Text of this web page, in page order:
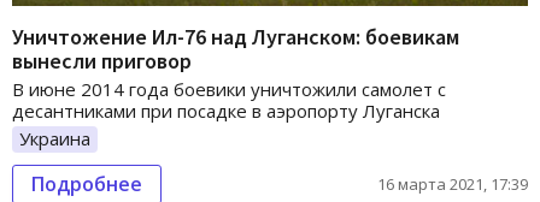
Уничтожение Ил-76 над Луганском: боевикам
вынесли приговор
В июне 2014 года боевики уничтожили самолет с
десантниками при посадке в аэропорту Луганска
Украина
Подробнее 16 марта 2021, 17:39